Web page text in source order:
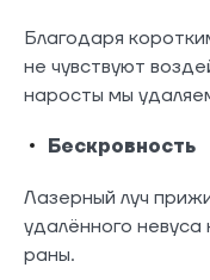
Благодаря
не чувствуют
наросты мы
Бескровность
Лазерный луч
удалённого
раны.